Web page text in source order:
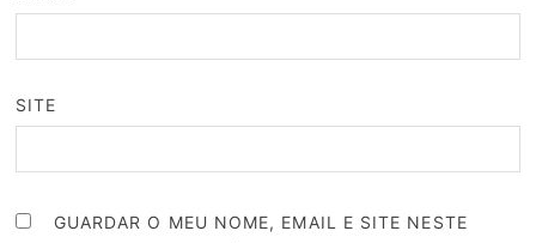
SITE
GUARDAR O MEU NOME, EMAIL E SITE NESTE